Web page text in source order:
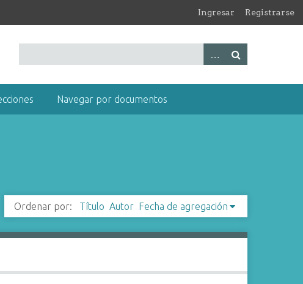
Ingresar Registrarse
Navegar por documentos
Ordenar por: Título Autor Fecha de agregación